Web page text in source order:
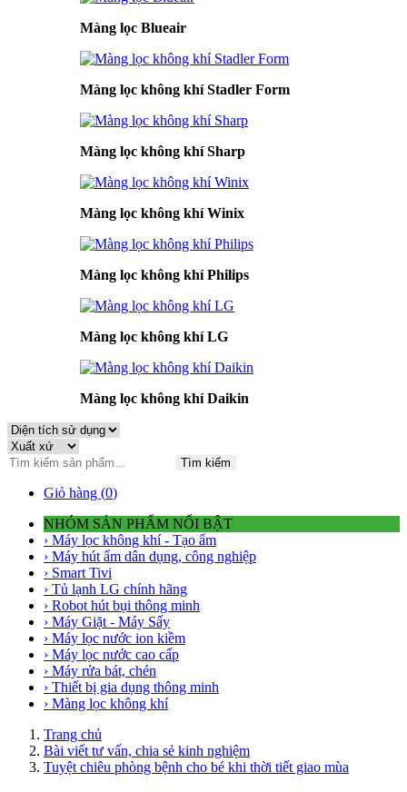
Màng lọc Blueair
Màng lọc không khí Stadler Form
Màng lọc không khí Sharp
Màng lọc không khí Winix
Màng lọc không khí Philips
Màng lọc không khí LG
Màng lọc không khí Daikin
Tìm kiếm
Giỏ hàng (0)
NHÓM SẢN PHẨM NỔI BẬT
› Máy lọc không khí - Tạo ẩm
› Máy hút ẩm dân dụng, công nghiệp
› Smart Tivi
› Tủ lạnh LG chính hãng
› Robot hút bụi thông minh
› Máy Giặt - Máy Sấy
› Máy lọc nước ion kiềm
› Máy lọc nước cao cấp
› Máy rửa bát, chén
› Thiết bị gia dụng thông minh
› Màng lọc không khí
Trang chủ
Bài viết tư vấn, chia sẻ kinh nghiệm
Tuyệt chiêu phòng bệnh cho bé khi thời tiết giao mùa